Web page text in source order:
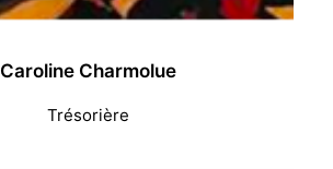
Caroline Charmolue
Trésorière